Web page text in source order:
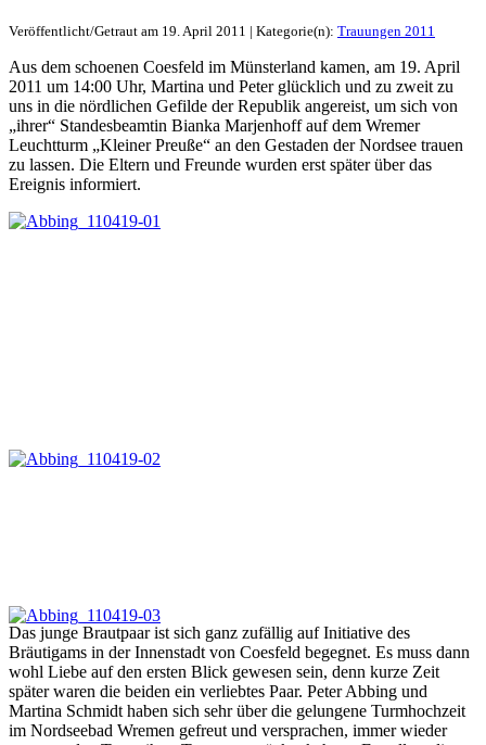
Veröffentlicht/Getraut am 19. April 2011 | Kategorie(n): Trauungen 2011
Aus dem schoenen Coesfeld im Münsterland kamen, am 19. April
2011 um 14:00 Uhr, Martina und Peter glücklich und zu zweit zu
uns in die nördlichen Gefilde der Republik angereist, um sich von
„ihrer“ Standesbeamtin Bianka Marjenhoff auf dem Wremer
Leuchtturm „Kleiner Preuße“ an den Gestaden der Nordsee trauen
zu lassen. Die Eltern und Freunde wurden erst später über das
Ereignis informiert.
Das junge Brautpaar ist sich ganz zufällig auf Initiative des
Bräutigams in der Innenstadt von Coesfeld begegnet. Es muss dann
wohl Liebe auf den ersten Blick gewesen sein, denn kurze Zeit
später waren die beiden ein verliebtes Paar. Peter Abbing und
Martina Schmidt haben sich sehr über die gelungene Turmhochzeit
im Nordseebad Wremen gefreut und versprachen, immer wieder